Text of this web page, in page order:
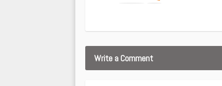
Write a Comment